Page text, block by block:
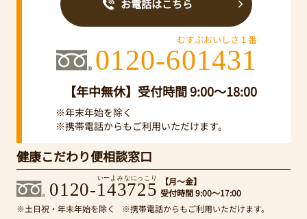
お電話はこちら
むすぶおいしさ１番
0120-601431
【年中無休】受付時間 9:00～18:00
※年末年始を除く
※携帯電話からもご利用いただけます。
健康こだわり便相談窓口
いーよみなにっこり
0120-143725
【月～金】
受付時間 9:00～17:00
※土日祝・年末年始を除く
※携帯電話からもご利用いただけます。